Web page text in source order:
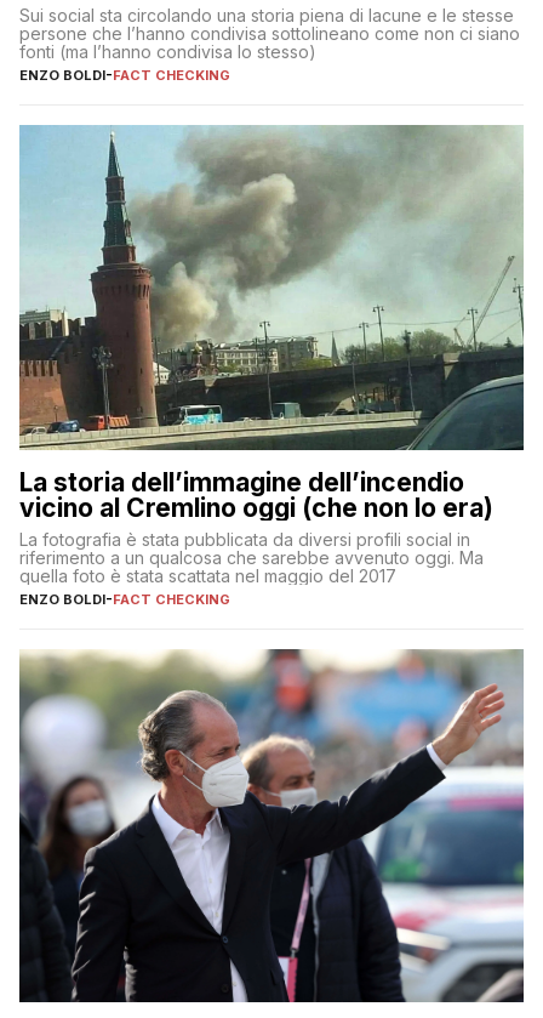
Sui social sta circolando una storia piena di lacune e le stesse
persone che l’hanno condivisa sottolineano come non ci siano
fonti (ma l’hanno condivisa lo stesso)
ENZO BOLDI-FACT CHECKING
La storia dell’immagine dell’incendio
vicino al Cremlino oggi (che non lo era)
La fotografia è stata pubblicata da diversi profili social in
riferimento a un qualcosa che sarebbe avvenuto oggi. Ma
quella foto è stata scattata nel maggio del 2017
ENZO BOLDI-FACT CHECKING